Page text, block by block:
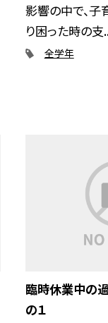
影響の中で、
り困った時の支
全学年
臨時休業中の
の１